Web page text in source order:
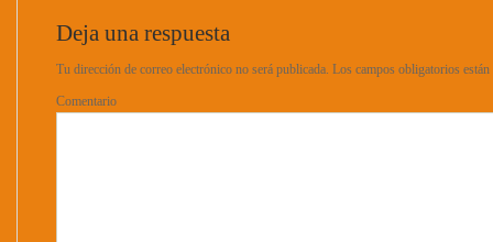
Deja una respuesta
Tu dirección de correo electrónico no será publicada. Los campos obligatorios
Comentario